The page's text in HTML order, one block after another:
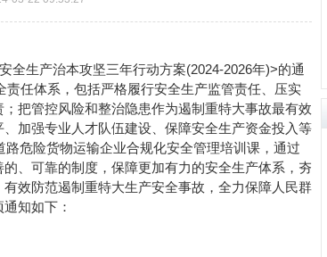
全生产治本攻坚三年行动方案(2024-2026年)>的通
任体系，包括严格履行安全生产监管责任、压实
把管控风险和整治隐患作为遏制重特大事故最有效
加强专业人才队伍建设、保障安全生产资金投入等
危险货物运输企业合规化安全管理培训课，通过
、可靠的制度，保障更加有力的安全生产体系，夯
效防范遏制重特大生产安全事故，全力保障人民群
知如下：